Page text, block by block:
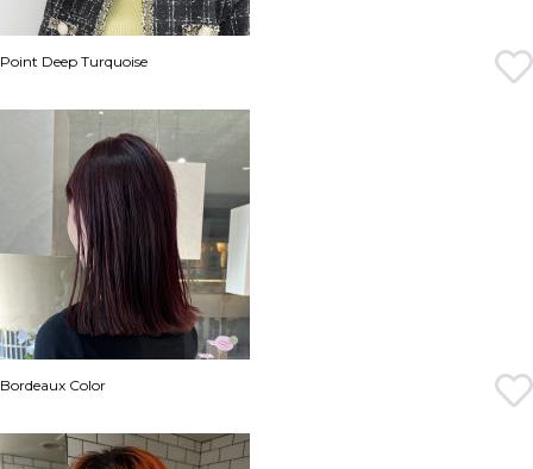
Point Deep Turquoise
Bordeaux Color